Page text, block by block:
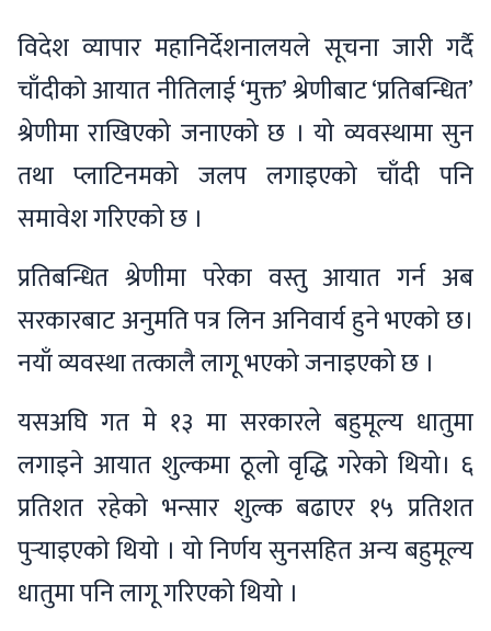
विदेश व्यापार महानिर्देशनालयले सूचना जारी गर्दै
चाँदीको आयात नीतिलाई ‘मुक्त’ श्रेणीबाट ‘प्रतिबन्धित’
श्रेणीमा राखिएको जनाएको छ । यो व्यवस्थामा सुन
तथा प्लाटिनमको जलप लगाइएको चाँदी पनि
समावेश गरिएको छ ।
प्रतिबन्धित श्रेणीमा परेका वस्तु आयात गर्न अब
सरकारबाट अनुमति पत्र लिन अनिवार्य हुने भएको छ।
नयाँ व्यवस्था तत्कालै लागू भएको जनाइएको छ ।
यसअघि गत मे १३ मा सरकारले बहुमूल्य धातुमा
लगाइने आयात शुल्कमा ठूलो वृद्धि गरेको थियो। ६
प्रतिशत रहेको भन्सार शुल्क बढाएर १५ प्रतिशत
पुर्‍याइएको थियो । यो निर्णय सुनसहित अन्य बहुमूल्य
धातुमा पनि लागू गरिएको थियो ।